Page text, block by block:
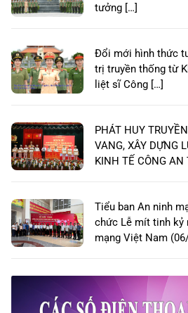
tưởng […]
Đổi mới hình thức
trị truyền thống từ
liệt sĩ Công […]
PHÁT HUY
VANG, XÂY DỰNG
KINH TẾ CÔNG
Tiểu ban An ninh
chức Lễ mít tinh kỷ
mạng Việt Nam